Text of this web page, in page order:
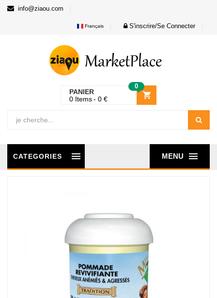
info@ziaou.com
Français S'inscrire/Se Connecter
PANIER
0
0 Items 0 €
MENU
CATEGORIES